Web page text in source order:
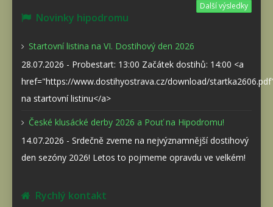
Další výsledky
Novinky hipodromu
Startovní listina na VI. Dostihový den 2026
28.07.2026 - Probestart: 13:00 Začátek dostihů: 14:00 <a
href="https://www.dostihyostrava.cz/download/
na startovní listinu</a>
České klusácké derby 2026 a Pouť na Hipodromu!
14.07.2026 - Srdečně zveme na nejvýznamnější dostihový
den sezóny 2026! Letos to pojmeme opravdu ve velkém!
Rychlý kontakt